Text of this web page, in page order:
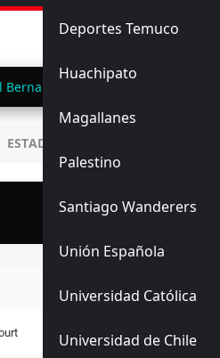
Deportes Temuco
Huachipato
Magallanes
Palestino
Santiago Wanderers
Unión Española
Universidad Católica
Universidad de Chile
Bernardo O'Higgins de Quinta
ESTADIO ENCUENTROS
12
3